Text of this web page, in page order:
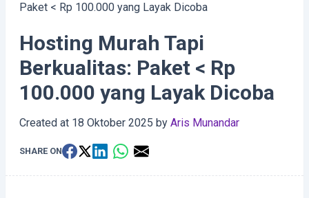
Paket < Rp 100.000 yang Layak Dicoba
Hosting Murah Tapi
Berkualitas: Paket < Rp
100.000 yang Layak Dicoba
Created at 18 Oktober 2025 by Aris Munandar
SHARE ON